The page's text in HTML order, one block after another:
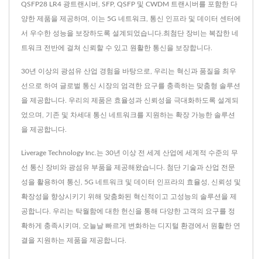
QSFP28 LR4 광트랜시버, SFP, QSFP 및 CWDM 트랜시버를 포함한 다
양한 제품을 제공하며, 이는 5G 네트워크, 통신 인프라 및 데이터 센터에
서 우수한 성능을 보장하도록 설계되었습니다.최첨단 장비는 복잡한 네
트워크 전반에 걸쳐 신뢰할 수 있고 원활한 통신을 보장합니다.
30년 이상의 광섬유 산업 경험을 바탕으로, 우리는 혁신과 품질을 최우
선으로 하여 글로벌 통신 시장의 엄격한 요구를 충족하는 맞춤형 솔루션
을 제공합니다. 우리의 제품은 효율성과 신뢰성을 극대화하도록 설계되
었으며, 기존 및 차세대 통신 네트워크를 지원하는 확장 가능한 솔루션
을 제공합니다.
Liverage Technology Inc.는 30년 이상 전 세계 산업에 세계적 수준의 무
선 통신 장비와 광섬유 부품을 제공해왔습니다. 첨단 기술과 산업 전문
성을 활용하여 통신, 5G 네트워크 및 데이터 인프라의 효율성, 신뢰성 및
확장성을 향상시키기 위해 맞춤화된 혁신적이고 고성능의 솔루션을 제
공합니다. 우리는 탁월함에 대한 헌신을 통해 다양한 고객의 요구를 정
확하게 충족시키며, 오늘날 빠르게 변화하는 디지털 환경에서 원활한 연
결을 지원하는 제품을 제공합니다.